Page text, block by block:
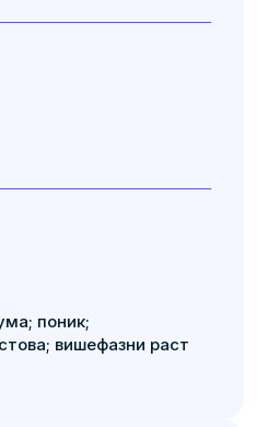
поник;
вишефазни раст